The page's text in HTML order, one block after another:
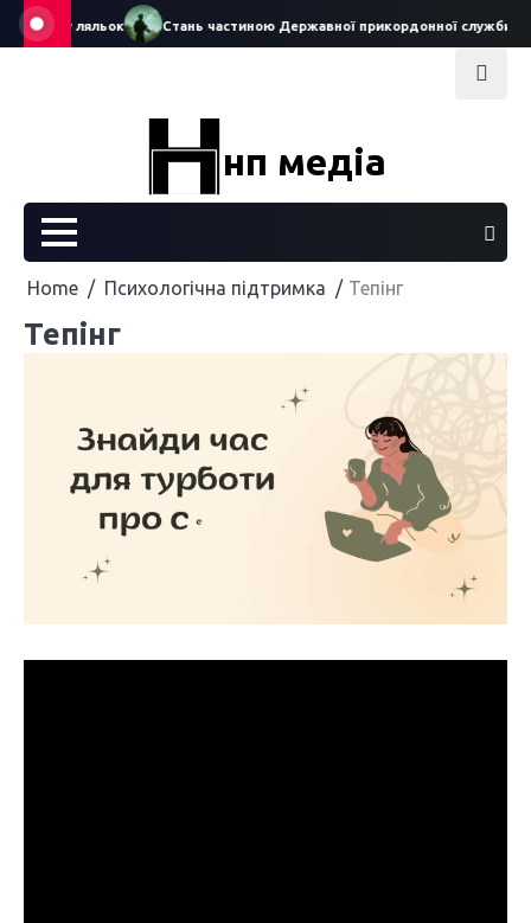
Skip
театру ляльок Стань частиною Державної прикордонної служби
нп медіа
Home Психологічна підтримка Тепінг
Тепінг